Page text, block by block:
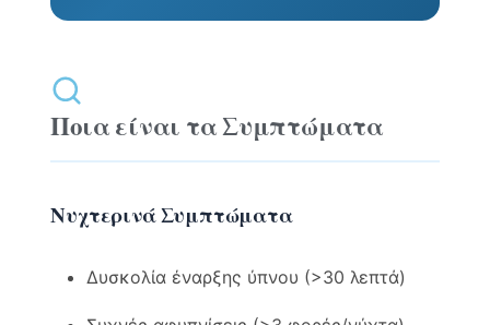
Ποια είναι τα Συμπτώματα
Νυχτερινά Συμπτώματα
Δυσκολία έναρξης ύπνου (>30 λεπτά)